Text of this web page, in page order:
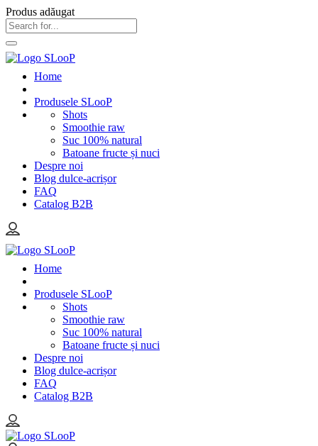
Produs adăugat
Home
Produsele SLooP
Shots
Smoothie raw
Suc 100% natural
Batoane fructe și nuci
Despre noi
Blog dulce-acrișor
FAQ
Catalog B2B
Home
Produsele SLooP
Shots
Smoothie raw
Suc 100% natural
Batoane fructe și nuci
Despre noi
Blog dulce-acrișor
FAQ
Catalog B2B